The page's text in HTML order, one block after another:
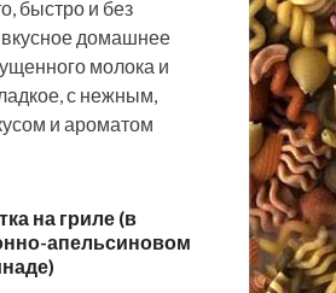
быстро и без
домашнее
молока и
с нежным,
и ароматом
на гриле (в
апельсиновом